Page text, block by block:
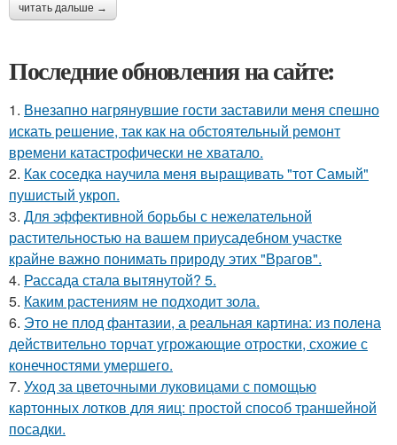
читать дальше →
Последние обновления на сайте:
1. Внезапно нагрянувшие гости заставили меня спешно
искать решение, так как на обстоятельный ремонт
времени катастрофически не хватало.
2. Как соседка научила меня выращивать "тот Самый"
пушистый укроп.
3. Для эффективной борьбы с нежелательной
растительностью на вашем приусадебном участке
крайне важно понимать природу этих "Врагов".
4. Рассада стала вытянутой? 5.
5. Каким растениям не подходит зола.
6. Это не плод фантазии, а реальная картина: из полена
действительно торчат угрожающие отростки, схожие с
конечностями умершего.
7. Уход за цветочными луковицами с помощью
картонных лотков для яиц: простой способ траншейной
посадки.